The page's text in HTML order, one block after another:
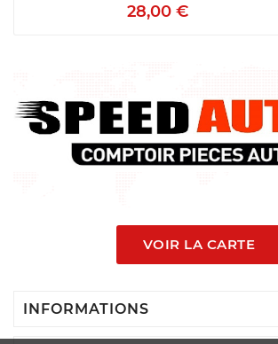
28,00 €Prix
VOIR LA CARTE
INFORMATIONS